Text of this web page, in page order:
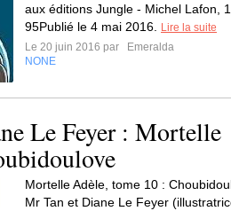
aux éditions Jungle - Michel Lafon,
95Publié le 4 mai 2016.
Lire la suite
Le 20 juin 2016 par
Emeralda
NONE
Le Feyer : Mortelle
Mortelle Adèle, tome 10 :
Mr Tan et Diane Le Feyer